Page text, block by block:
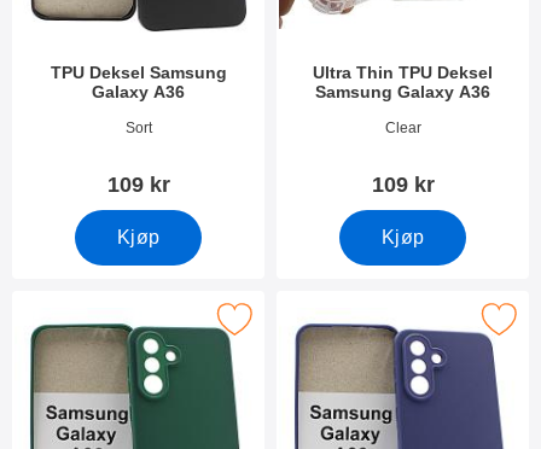
TPU Deksel Samsung
Galaxy A36
Varenummer 53022
Sort
109 kr
Kjøp
Ultra Thin TPU Deksel
Samsung Galaxy A36
Varenummer 53023
Clear
109 kr
Kjøp
Merk silikon Deksel Samsung Galaxy A36 som favoritt
Merk silikon Deksel Samsung